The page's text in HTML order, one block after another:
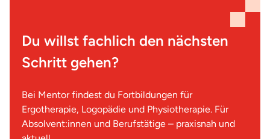
Du willst fachlich den nächsten
Schritt gehen?
Bei Mentor findest du Fortbildungen für
Ergotherapie, Logopädie und Physiotherapie. Für
Absolvent:innen und Berufstätige – praxisnah und